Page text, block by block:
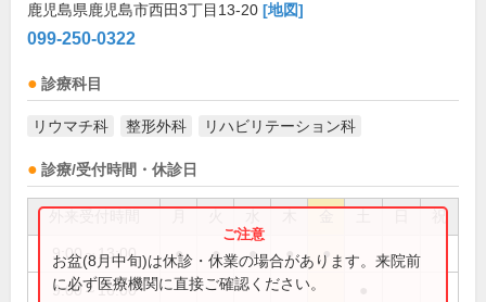
鹿児島県鹿児島市西田3丁目13-20 [地図]
099-250-0322
診療科目
リウマチ科 整形外科 リハビリテーション科
診療/受付時間・休診日
祝
9:00～13:00 ● ● ● ● ●
9:00～16:00
お盆(8月中旬)は休診・休業の場合があります。来院前
に必ず医療機関に直接ご確認ください。